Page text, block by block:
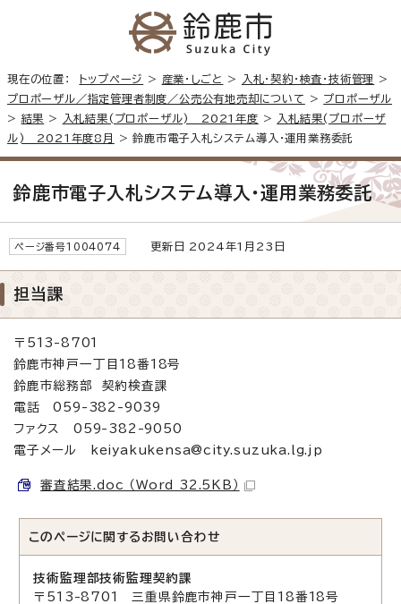
現在の位置： トップページ > 産業・しごと > 入札・契約・検査・技術管理
>
プロポーザル／指定管理者制度／公売公有地売却について
> プロポーザル
> 結果 > 入札結果(プロポーザル) 2021年度 >
入札結果(プロポーザ
ル) 2021年度8月
> 鈴鹿市電子入札システム導入・運用業務委託
鈴鹿市電子入札システム導入・運用業務委託
ページ番号1004074 更新日 2024年1月23日
担当課
〒513-8701
鈴鹿市神戸一丁目18番18号
鈴鹿市総務部 契約検査課
電話 059-382-9039
ファクス 059-382-9050
電子メール keiyakukensa@city.suzuka.lg.jp
審査結果.doc （Word 32.5KB）
このページに関する お問い合わせ
技術監理部技術監理契約課
〒513-8701 三重県鈴鹿市神戸一丁目18番18号